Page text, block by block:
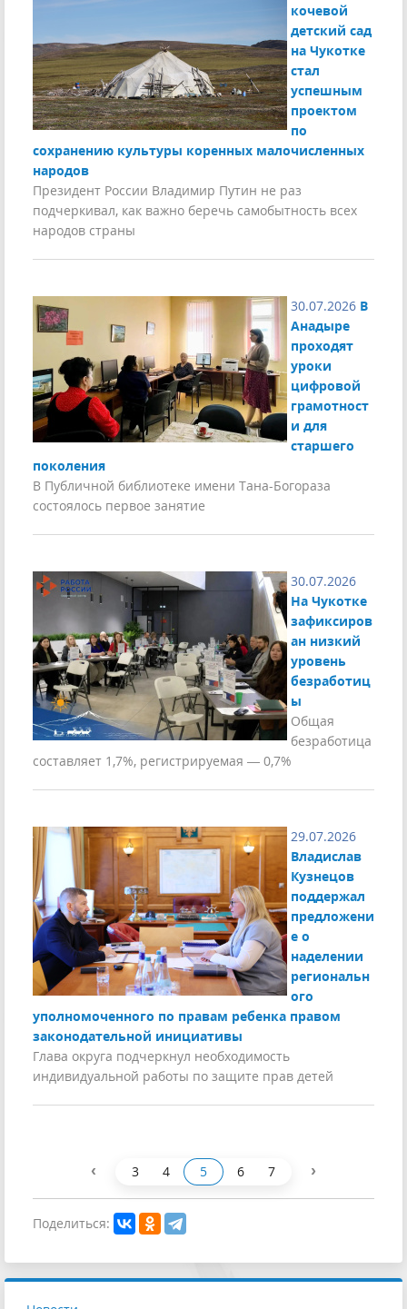
кочевой
детский сад
на Чукотке
стал
успешным
проектом
по
сохранению культуры коренных малочисленных
народов
Президент России Владимир Путин не раз
подчеркивал, как важно беречь самобытность всех
народов страны
30.07.2026 В
Анадыре
проходят
уроки
цифровой
грамотност
и для
старшего
поколения
В Публичной библиотеке имени Тана-Богораза
состоялось первое занятие
30.07.2026
На Чукотке
зафиксиров
ан низкий
уровень
безработиц
ы
Общая
безработица
составляет 1,7%, регистрируемая — 0,7%
29.07.2026
Владислав
Кузнецов
поддержал
предложени
е о
наделении
региональн
ого
уполномоченного по правам ребенка правом
законодательной инициативы
Глава округа подчеркнул необходимость
индивидуальной работы по защите прав детей
‹ 3 4 5 6 7 ›
Поделиться: